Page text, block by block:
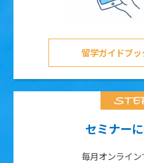
留学ガイドブ
セミナー
毎月オンライ